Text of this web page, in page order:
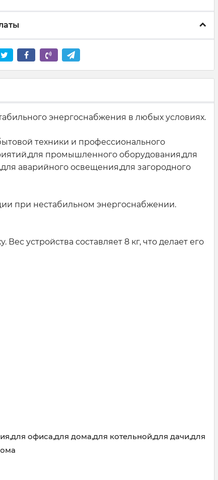
энергоснабжения в любых условиях.
техники и профессионального
промышленного оборудования,для
аварийного освещения,для загородного
при нестабильном энергоснабжении.
устройства составляет 8 кг, что делает его
офиса,для дома,для котельной,для дачи,для